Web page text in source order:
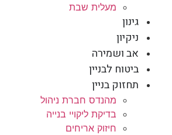
מעלית שבת
גינון
ניקיון
אב ושמירה
ביטוח לבניין
תחזוק בניין
מהנדס חברת ניהול
בדיקת ליקויי בנייה
חיזוק אריחים